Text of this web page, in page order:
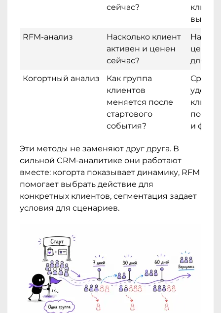
сейчас?
RFM-анализ
Насколько клиент
активен и ценен
сейчас?
Найти
для
Когортный анализ
Как группа
клиентов
меняется после
стартового
события?
и
Эти методы не заменяют друг друга. В
сильной CRM-аналитике они работают
вместе: когорта показывает динамику, RFM
помогает выбрать действие для
конкретных клиентов, сегментация задает
условия для сценариев.